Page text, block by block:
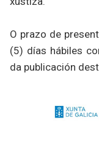
O prazo de
(5) días hábiles
da publicación